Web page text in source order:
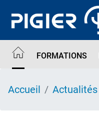
contenu
FORMATIONS
Accueil Actualités